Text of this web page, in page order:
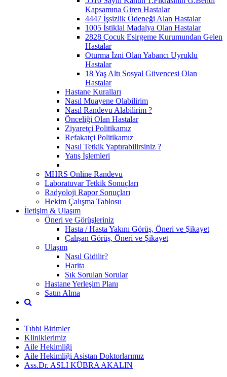
Kapsamına Giren Hastalar
4447 İşsizlik Ödeneği Alan Hastalar
1005 İstiklal Madalya Olan Hastalar
2828 Çocuk Esirgeme Kurumundan Gelen
Hastalar
Oturma İzni Olan Yabancı Uyruklu
Hastalar
18 Yaş Altı Sosyal Güvencesi Olan
Hastalar
Hastane Kuralları
Nasıl Muayene Olabilirim
Nasıl Randevu Alabilirim ?
Önceliği Olan Hastalar
Ziyaretçi Politikamız
Refakatçi Politikamız
Nasıl Tetkik Yaptırabilirsiniz ?
Yatış İşlemleri
MHRS Online Randevu
Laboratuvar Tetkik Sonuçları
Radyoloji Rapor Sonuçları
Hekim Çalışma Tablosu
İletişim & Ulaşım
Öneri ve Görüşleriniz
Hasta / Hasta Yakını Görüş, Öneri ve Şikayet
Çalışan Görüş, Öneri ve Şikayet
Ulaşım
Nasıl Gidilir?
Harita
Sık Sorulan Sorular
Hastane Yerleşim Planı
Satın Alma
Tıbbi Birimler
Kliniklerimiz
Aile Hekimliği
Aile Hekimliği Asistan Doktorlarımız
Ass.Dr. ASLI KÜBRA AKALIN